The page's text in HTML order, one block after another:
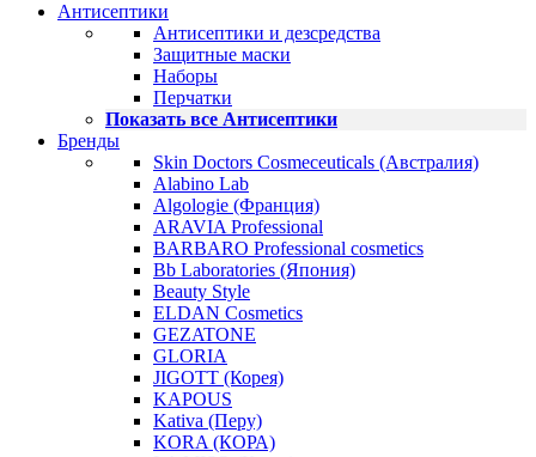
Антисептики
Антисептики и дезсредства
Защитные маски
Наборы
Перчатки
Показать все Антисептики
Бренды
Skin Doctors Cosmeceuticals (Австралия)
Alabino Lab
Algologie (Франция)
ARAVIA Professional
BARBARO Professional cosmetics
Bb Laboratories (Япония)
Beauty Style
ELDAN Cosmetics
GEZATONE
GLORIA
JIGOTT (Корея)
KAPOUS
Kativa (Перу)
KORA (КОРА)